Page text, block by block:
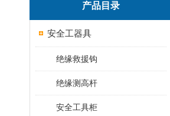
产品目录
安全工器具
绝缘救援钩
绝缘测高杆
安全工具柜